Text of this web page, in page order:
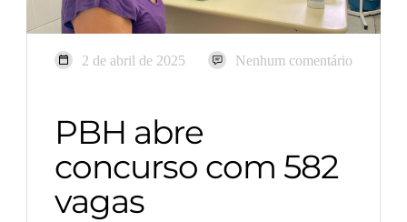
2 de abril de 2025 Nenhum comentário
PBH abre
concurso com 582
vagas